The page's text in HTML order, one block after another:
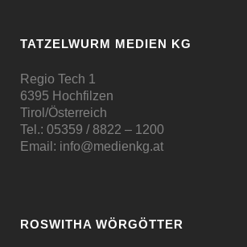
TATZELWURM MEDIEN KG
Regio Tech 1
6395 Hochfilzen
Tirol/Österreich
Tel.: 05359 / 8822 – 1200
Email: info@medienkg.at
ROSWITHA WÖRGÖTTER